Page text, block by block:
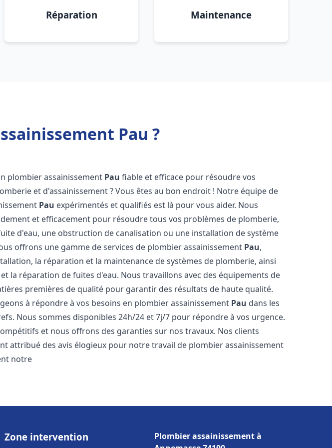
Réparation Maintenance
Pau ?
plombier assainissement Pau fiable et efficace pour résoudre vos
et d'assainissement ? Vous êtes au bon endroit ! Notre équipe de
Pau expérimentés et qualifiés est là pour vous aider. Nous
et efficacement pour résoudre tous vos problèmes de plomberie,
d'eau, une obstruction de canalisation ou une installation de système
offrons une gamme de services de plombier assainissement Pau,
la réparation et la maintenance de systèmes de plomberie, ainsi
la réparation de fuites d'eau. Nous travaillons avec des équipements de
premières de qualité pour garantir des résultats de haute qualité.
à répondre à vos besoins en plombier assainissement Pau dans les
Nous sommes disponibles 24h/24 et 7j/7 pour répondre à vos urgence.
et nous offrons des garanties sur nos travaux. Nos clients
attribué des avis élogieux pour notre travail de plombier assainissement
notre
Zone intervention
Plombier assainissement à